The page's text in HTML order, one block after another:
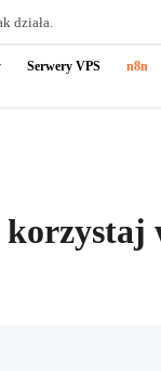
działa.
Serwery VPS n8n